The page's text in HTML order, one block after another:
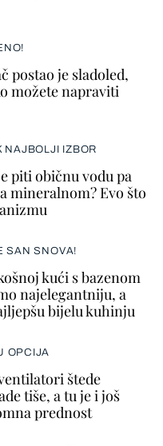
postao je sladoled,
možete napraviti
NAJBOLJI IZBOR
piti običnu vodu pa
mineralnom? Evo što
SAN SNOVA!
kući s bazenom
najelegantniju, a
bijelu kuhinju
OPCIJA
štede
tiše, a tu je i još
prednost